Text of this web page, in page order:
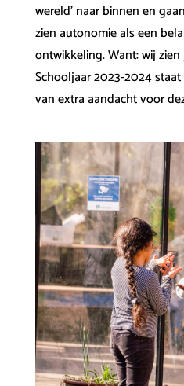
wereld’ naar binnen en
zien autonomie als een
ontwikkeling. Want: wij
Schooljaar 2023-2024
van extra aandacht voor